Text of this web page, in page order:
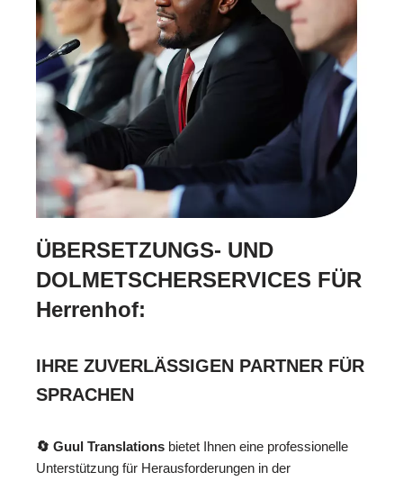
ÜBERSETZUNGS- UND
DOLMETSCHERSERVICES FÜR
Herrenhof:
IHRE ZUVERLÄSSIGEN PARTNER FÜR
SPRACHEN
🔄 Guul Translations bietet Ihnen eine professionelle
Unterstützung für Herausforderungen in der